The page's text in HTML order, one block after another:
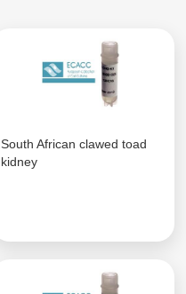
South African clawed toad
kidney